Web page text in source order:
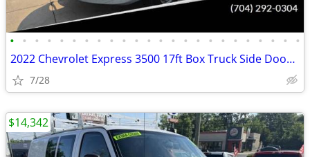
• • • • • • • • • • • • • • • • • • • • • • • •
2022 Chevrolet Express 3500 17ft Box Truck Side Door Delivery Van
7/28
$14,342